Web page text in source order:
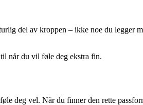
del av kroppen – ikke noe du legger
når du vil føle deg ekstra fin.
deg vel. Når du finner den rette